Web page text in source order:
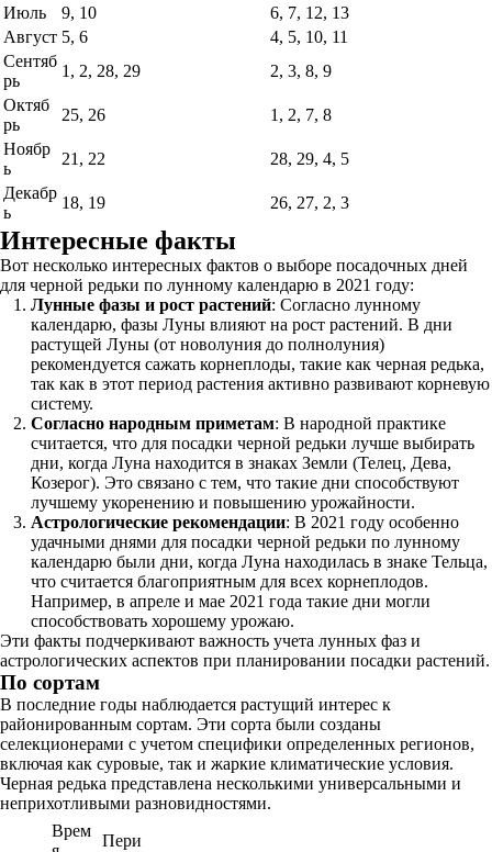
Июль
9, 10
6, 7, 12, 13
Август 5, 6
4, 5, 10, 11
Сентяб
рь
1, 2, 28, 29
2, 3, 8, 9
Октяб
рь
25, 26
1, 2, 7, 8
Ноябр
ь
21, 22
28, 29, 4, 5
Декабр
ь
18, 19 26, 27, 2, 3
Интересные факты
Вот несколько интересных фактов о выборе посадочных дней
для черной редьки по лунному календарю в 2021 году:
Лунные фазы и рост растений: Согласно лунному
календарю, фазы Луны влияют на рост растений. В дни
растущей Луны (от новолуния до полнолуния)
рекомендуется сажать корнеплоды, такие как черная редька,
так как в этот период растения активно развивают корневую
систему.
Согласно народным приметам: В народной практике
считается, что для посадки черной редьки лучше выбирать
дни, когда Луна находится в знаках Земли (Телец, Дева,
Козерог). Это связано с тем, что такие дни способствуют
лучшему укоренению и повышению урожайности.
Астрологические рекомендации: В 2021 году особенно
удачными днями для посадки черной редьки по лунному
календарю были дни, когда Луна находилась в знаке Тельца,
что считается благоприятным для всех корнеплодов.
Например, в апреле и мае 2021 года такие дни могли
способствовать хорошему урожаю.
Эти факты подчеркивают важность учета лунных фаз и
астрологических аспектов при планировании посадки растений.
По сортам
В последние годы наблюдается растущий интерес к
районированным сортам. Эти сорта были созданы
селекционерами с учетом специфики определенных регионов,
включая как суровые, так и жаркие климатические условия.
Черная редька представлена несколькими универсальными и
неприхотливыми разновидностями.
Врем
Пери